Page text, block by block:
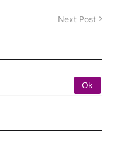
Next Post